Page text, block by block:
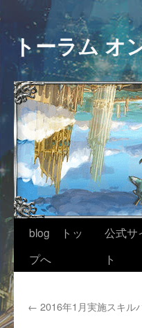
トーラム オ
blog トッ
プへ
公式サ
ト
← 2016年1月実施スキル